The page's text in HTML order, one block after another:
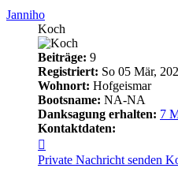
Janniho
Koch
Beiträge: 9
Registriert: So 05 Mär,
Wohnort: Hofgeismar
Bootsname: NA-NA
Danksagung erhalten: 7
Kontaktdaten:
von
Private Nachricht senden